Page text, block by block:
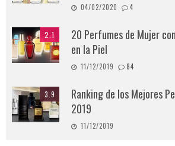
04/02/2020 4
2.1
20 Perfumes de Mujer
en la Piel
11/12/2019 84
3.9
Ranking de los Mejores
2019
11/12/2019